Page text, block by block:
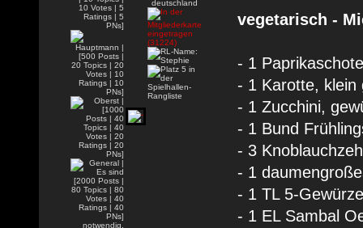
vegetarisch -
- 1
- 1 Karotte, klein
- 1 Zucchini,
- 1 Bund
- 3
- 1
- 1 TL 5-
- 1 EL Sambal